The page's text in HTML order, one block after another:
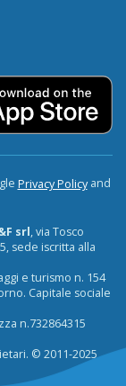
Privacy Policyand
srl, via Tosco
sede iscritta alla
e turismo n. 154
Capitale sociale
n.732864315
© 2011-2025